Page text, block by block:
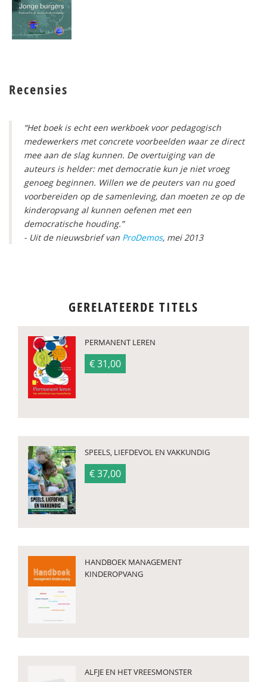
Recensies
“Het boek is echt een werkboek voor pedagogisch
medewerkers met concrete voorbeelden waar ze direct
mee aan de slag kunnen. De overtuiging van de
auteurs is helder: met democratie kun je niet vroeg
genoeg beginnen. Willen we de peuters van nu goed
voorbereiden op de samenleving, dan moeten ze op de
kinderopvang al kunnen oefenen met een
democratische houding.”
- Uit de nieuwsbrief van ProDemos, mei 2013
GERELATEERDE TITELS
PERMANENT LEREN
€ 31,00
SPEELS, LIEFDEVOL EN VAKKUNDIG
€ 37,00
HANDBOEK MANAGEMENT
KINDEROPVANG
ALFJE EN HET VREESMONSTER